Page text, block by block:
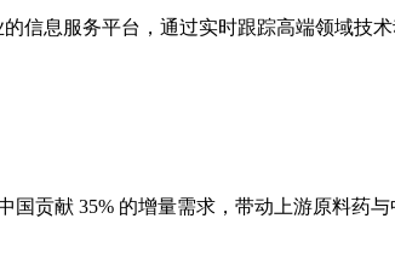
信息服务平台，通过实时跟踪高端领域技
国贡献 35% 的增量需求，带动上游原料药